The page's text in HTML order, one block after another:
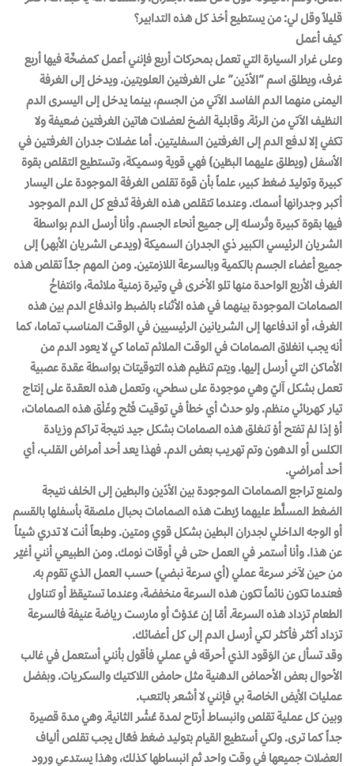
قليلاً وقل لي: من يستطيع أخذ كل هذه التدابير؟
كيف أعمل
وعلى غرار السيارة التي تعمل بمحركات أربع فإنني أعمل كمضخّة فيها أربع
غرف، ويطلق اسم “الأذَين” على الغرفتين العلويتين. ويدخل إلى الغرفة
اليمنى منهما الدم الفاسد الآتي من الجسم، بينما يدخل إلى اليسرى الدم
النظيف الآتي من الرئة. وقابلية الضخ لعضلات هاتين الغرفتين ضعيفة ولا
تكفي إلا لدفع الدم إلى الغرفتين السفليتين. أما عضلات جدران الغرفتين في
الأسفل (ويطلق عليهما البطَين) فهي قوية وسميكة، وتستطيع التقلص بقوة
كبيرة وتوليدَ ضغط كبير، علماً بأن قوة تقلص الغرفة الموجودة على اليسار
أكبر وجدرانها أسمك. وعندما تتقلص هذه الغرفة تَدفع كل الدم الموجود
فيها بقوة كبيرة وتُرسله إلى جميع أنحاء الجسم. وأنا أرسل الدم بواسطة
الشريان الرئيسي الكبير ذي الجدران السميكة (ويدعى الشريان الأبهر) إلى
جميع أعضاء الجسم بالكمية وبالسرعة اللازمتين. ومن المهم جدّاً تقلص هذه
الغرف الأربع الواحدة منها تلو الأخرى في وتيرة زمنية ملائمة، وانتفاخُ
الصمامات الموجودة بينهما في هذه الأثناء بالضبط واندفاع الدم بين هذه
الغرف، أو اندفاعها إلى الشريانين الرئيسيين في الوقت المناسب تماما، كما
أنه يجب انغلاق الصمامات في الوقت الملائم تماما كي لا يعود الدم من
الأماكن التي أرسل إليها. ويتم تنظيم هذه التوقيتات بواسطة عقدة عصبية
تعمل بشكل آليّ وهي موجودة على سطحي، وتعمل هذه العقدة على إنتاج
تيار كهربائي منظم. ولو حدث أي خطأ في توقيت فَتْح وغَلْق هذه الصمامات،
أوْ إذا لمْ تفتح أوْ تنغلق هذه الصمامات بشكل جيد نتيجة تراكم وزيادة
الكلس أو الدهون وتم تهريب بعض الدم. فهذا يعد أحد أمراض القلب، أي
أحد أمراضي.
ولمنع تراجع الصمامات الموجودة بين الأذَين والبطين إلى الخلف نتيجة
الضغط المسلَّط عليهما رُبطت هذه الصمامات بحبال ملصقة بأسفلها بالقسم
أو الوجه الداخلي لجدران البطين بشكل قوي ومتين. وطبعاً أنت لا تدري شيئاً
عن هذا. وأنا أستمر في العمل حتى في أوقات نومك. ومن الطبيعي أنني أغيّر
من حين لآخر سرعة عملي (أي سرعة نبضي) حسب العمل الذي تقوم به.
فعندما تكون نائماً تكون هذه السرعة منخفضة، وعندما تستيقظ أو تتناول
الطعام تزداد هذه السرعة. أمّا إن عَدَوْتَ أو مارست رياضة عنيفة فالسرعة
تزداد أكثر فأكثر لكي أرسل الدم إلى كل أعضائك.
وقد تسأل عن الوَقود الذي أحرقه في عملي فأقول بأنني أستعمل في غالب
الأحوال بعض الأحماض الدهنية مثل حامض اللاكتيك والسكريات. وبفضل
عمليات الأيض الخاصة بي فإنني لا أشعر بالتعب.
وبين كل عملية تقلص وانبساط أرتاح لمدة عُشْر الثانية. وهي مدة قصيرة
جداً كما ترى. ولكي أستطيع القيام بتوليد ضغط فعّال يجب تقلص ألياف
العضلات جميعها في وقت واحد ثم انبساطها كذلك، وهذا يستدعي ورود